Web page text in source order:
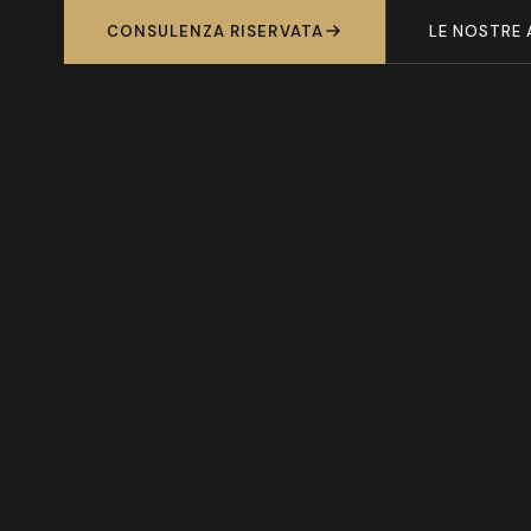
CONSULENZA RISERVATA LE NOSTRE